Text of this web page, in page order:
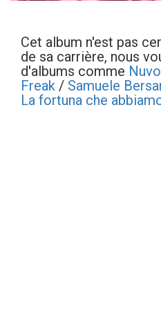
Cet album n'est pas
de sa carrière, nous
d'albums comme
Freak / Samuele
La fortuna che